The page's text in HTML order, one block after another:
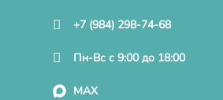
+7 (984) 298-74-68
Пн-Вс с 9:00 до 18:00
MAX